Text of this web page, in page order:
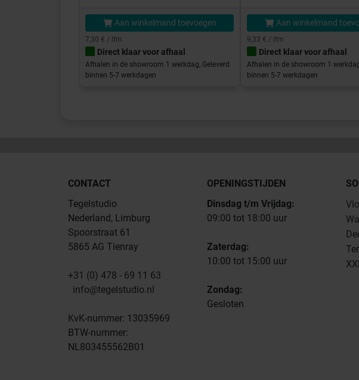
Aan winkelmand toevoegen
7,30 € / lfm
Direct klaar voor afhaal
Afhalen in de showroom 1 werkdag, Geleverd
binnen 5-7 werkdagen
Aan winkelmand
9,33 € / lfm
Direct klaar voor afhaal
Afhalen in de showroom 1
binnen 5-7 werkdagen
CONTACT
Tegelstudio
Nederland, Limburg
Spoorstraat 61
5865 AG Tienray
+31 (0) 478 - 69 11 63
info@tegelstudio.nl
KvK-nummer: 13035969
BTW-nummer:
NL803455562B01
OPENINGSTIJDEN
Dinsdag t/m Vrijdag:
09:00 tot 18:00 uur
Zaterdag:
10:00 tot 15:00 uur
Zondag:
Gesloten